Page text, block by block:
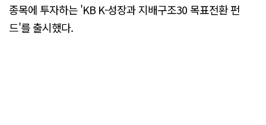
종목에 투자하는 'KB K-성장과 지배구조30 목표전환 펀
드'를 출시했다.